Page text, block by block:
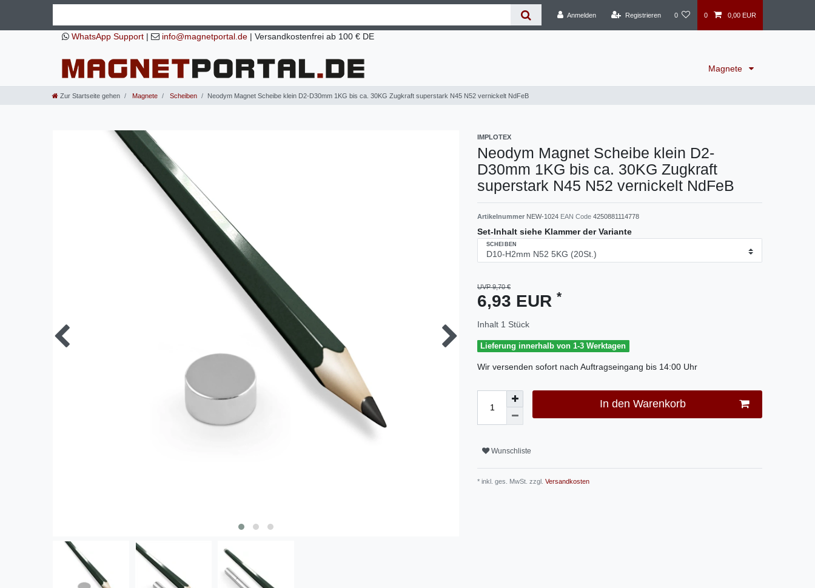
Anmelden Registrieren 0 0 0,00 EUR
WhatsApp Support | info@magnetportal.de | Versandkostenfrei ab 100 € DE
Magnete
Zur Startseite gehen Magnete Scheiben Neodym Magnet Scheibe klein D2-D30mm 1KG bis ca. 30KG Zugkraft superstark N45 N52 vernickelt NdFeB
IMPLOTEX
Neodym Magnet Scheibe klein D2-
D30mm 1KG bis ca. 30KG Zugkraft
superstark N45 N52 vernickelt NdFeB
Artikelnummer NEW-1024 EAN Code 4250881114778
Set-Inhalt siehe Klammer der Variante
SCHEIBEN
UVP 9,70 €
6,93 EUR *
Inhalt 1 Stück
Lieferung innerhalb von 1-3 Werktagen
Wir versenden sofort nach Auftragseingang bis 14:00 Uhr
In den Warenkorb
Wunschliste
* inkl. ges. MwSt. zzgl. Versandkosten